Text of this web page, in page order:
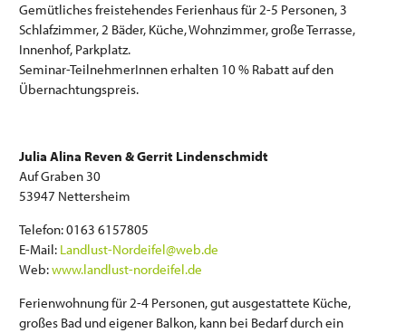
Gemütliches freistehendes Ferienhaus für 2-5 Personen, 3
Schlafzimmer, 2 Bäder, Küche, Wohnzimmer, große Terrasse,
Innenhof, Parkplatz.
Seminar-TeilnehmerInnen erhalten 10 % Rabatt auf den
Übernachtungspreis.
Julia Alina Reven & Gerrit Lindenschmidt
Auf Graben 30
53947 Nettersheim
Telefon: 0163 6157805
E-Mail: Landlust-Nordeifel@web.de
Web:www.landlust-nordeifel.de
Ferienwohnung für 2-4 Personen, gut ausgestattete Küche,
großes Bad und eigener Balkon, kann bei Bedarf durch ein